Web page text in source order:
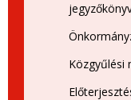
Közgyűlési